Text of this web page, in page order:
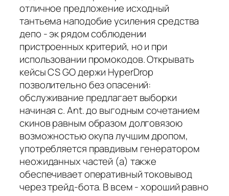
отличное предложение исходный
тантьема наподобие усиления средства
депо - эк рядом соблюдении
пристроенных критерий, но и при
использовании промокодов. Открывать
кейсы CS GO держи HyperDrop
позволительно без опасений:
обслуживание предлагает выборки
начиная с. Ant. до выгодным сочетанием
скинов равным образом долговязою
возможностью окупа лучшим дропом,
употребляется правдивым генератором
неожиданных частей (а) также
обеспечивает оперативный токовывод
через трейд-бота. В всем - хороший равно